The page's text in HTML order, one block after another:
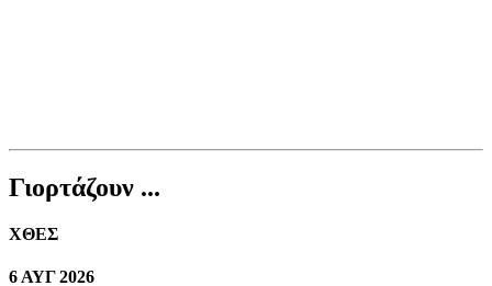
Γιορτάζουν ...
ΧΘΕΣ
6 ΑΥΓ 2026